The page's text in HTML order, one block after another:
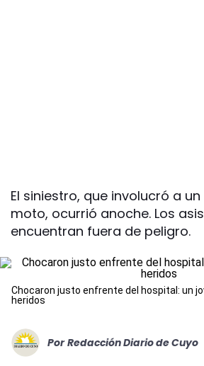
El siniestro, que involucró a
moto, ocurrió anoche. Los
encuentran fuera de peligro.
Chocaron justo enfrente del hospital: un
heridos
Por Redacción Diario de Cuyo